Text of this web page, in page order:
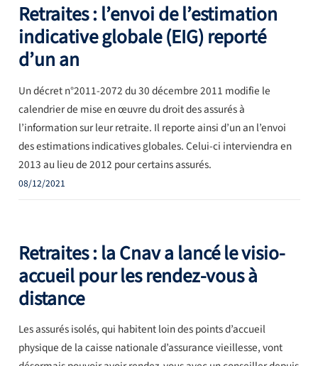
Retraites : l’envoi de l’estimation
indicative globale (EIG) reporté
d’un an
Un décret n°2011-2072 du 30 décembre 2011 modifie le
calendrier de mise en œuvre du droit des assurés à
l’information sur leur retraite. Il reporte ainsi d’un an l’envoi
des estimations indicatives globales. Celui-ci interviendra en
2013 au lieu de 2012 pour certains assurés.
08/12/2021
Retraites : la Cnav a lancé le visio-
accueil pour les rendez-vous à
distance
Les assurés isolés, qui habitent loin des points d’accueil
physique de la caisse nationale d’assurance vieillesse, vont